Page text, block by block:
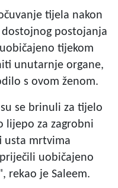
tijela nakon
postojanja
tijekom
unutarnje organe,
s ovom ženom.
se brinuli za tijelo
lijepo za zagrobni
usta mrtvima
uobičajeno
rekao je Saleem.